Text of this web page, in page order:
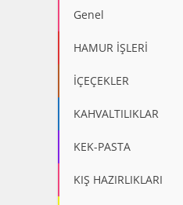
Genel
HAMUR İŞLERİ
İÇEÇEKLER
KAHVALTILIKLAR
KEK-PASTA
KIŞ HAZIRLIKLARI